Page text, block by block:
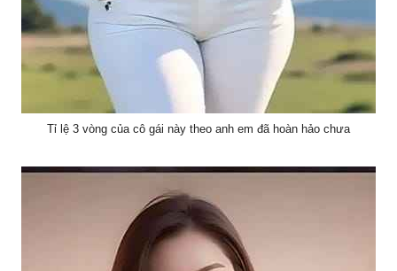
Tỉ lệ 3 vòng của cô gái này theo anh em đã hoàn hảo chưa